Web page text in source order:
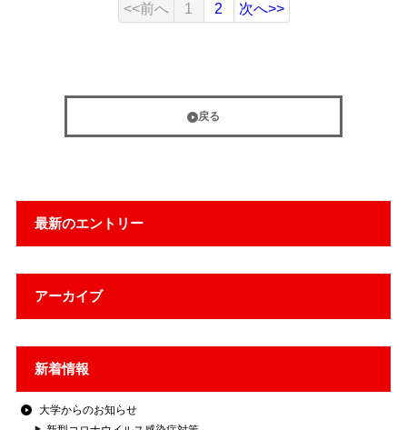
最新のエントリー
アーカイブ
新着情報
大学からのお知らせ
<<前へ 1 2 次へ>>
戻る